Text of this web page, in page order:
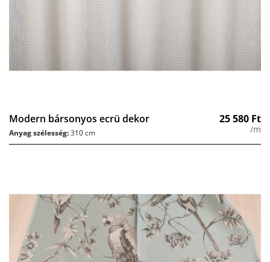
Modern bársonyos ecrü dekor 25 580 Ft
/m
Anyag szélesség:310 cm